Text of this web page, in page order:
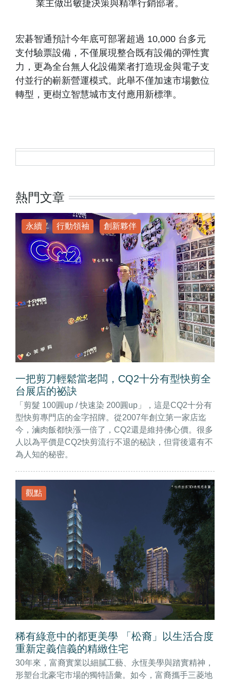
業主做出敏捷決策與精準行銷部署。
宏碁智通預計今年底可部署超過 10,000 台多元
支付驗票設備，不僅展現整合既有設備的彈性實
力，更為全台無人化設備業者打造現金與電子支
付並行的嶄新營運模式。此舉不僅加速市場數位
轉型，更樹立智慧城市支付應用新標準。
熱門文章
永續 行動領袖 創新夥伴
一把剪刀輕鬆當老闆，CQ2十分有型快剪全
台展店的祕訣
「剪髮 100圓up / 快速染 200圓up」，這是CQ2十分有
型快剪專門店的金字招牌。從2007年創立第一家店迄
今，滷肉飯都快漲一倍了，CQ2還是維持佛心價。很多
人以為平價是CQ2快剪流行不退的秘訣，但背後還有不
為人知的秘密。
觀點
稀有綠意中的都更美學 「松裔」以生活合度
重新定義信義的精緻住宅
30年來，富裔實業以細膩工藝、永恆美學與踏實精神，
形塑台北豪宅市場的獨特語彙。如今，富裔攜手三菱地